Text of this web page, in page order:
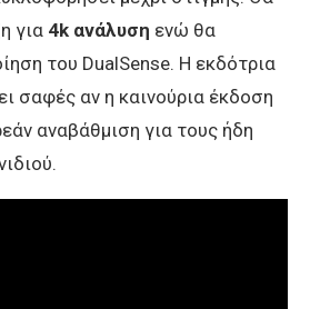
για 4k ανάλυση ενώ θα
του DualSense. H εκδότρια
σαφές αν η καινούρια έκδοση
αναβάθμιση για τους ήδη